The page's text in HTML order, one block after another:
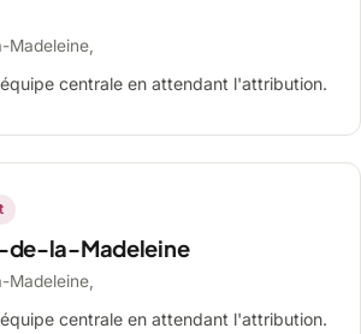
Madeleine,
centrale en attendant l'attribution.
de-la-Madeleine
Madeleine,
centrale en attendant l'attribution.